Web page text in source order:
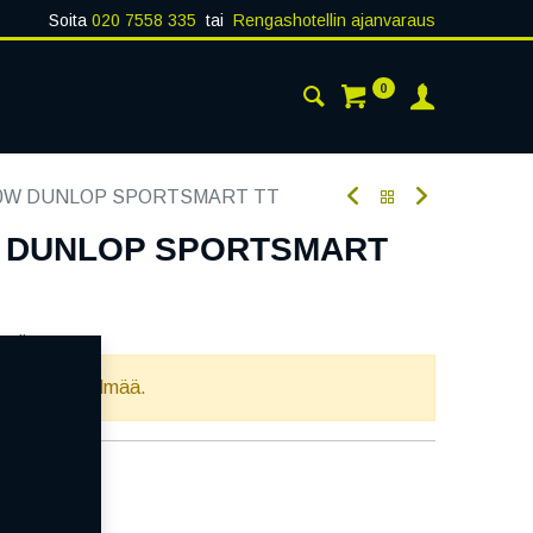
Soita 020 7558 335 tai Rengashotellin ajanvaraus
0
DUNLOP SPORTSMART TT
SPORTSMART
338126
yhdistelmää.